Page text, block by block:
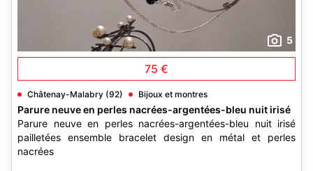
5
75 €
Châtenay-Malabry (92) Bijoux et montres
Parure neuve en perles nacrées-argentées-bleu nuit irisé
Parure neuve en perles nacrées-argentées-bleu nuit irisé
pailletées ensemble bracelet design en métal et perles
nacrées